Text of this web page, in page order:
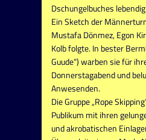
Dschungelbuches
Ein Sketch der
Mustafa Dönmez, Egon
Kolb folgte. In bester
Guude“) warben sie für
Donnerstagabend und
Anwesenden.
Die Gruppe „Rope
Publikum mit ihren
und akrobatischen